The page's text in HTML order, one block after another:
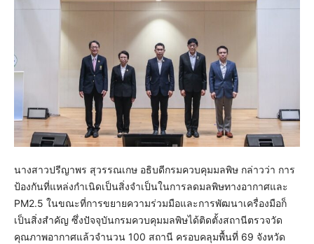
นางสาวปรีญาพร สุวรรณเกษ อธิบดีกรมควบคุมมลพิษ กล่าวว่า การ
ป้องกันที่แหล่งกำเนิดเป็นสิ่งจำเป็นในการลดมลพิษทางอากาศและ
PM2.5 ในขณะที่การขยายความร่วมมือและการพัฒนาเครื่องมือก็
เป็นสิ่งสำคัญ ซึ่งปัจจุบันกรมควบคุมมลพิษได้ติดตั้งสถานีตรวจวัด
คุณภาพอากาศแล้วจำนวน 100 สถานี ครอบคลุมพื้นที่ 69 จังหวัด